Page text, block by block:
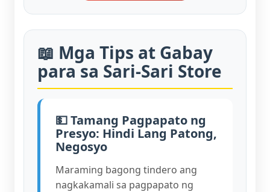
📖 Mga Tips at Gabay
para sa Sari-Sari Store
💵 Tamang Pagpapato ng
Presyo: Hindi Lang Patong,
Negosyo
Maraming bagong tindero ang
nagkakamali sa pagpapato ng